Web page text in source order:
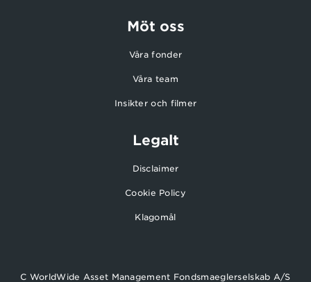
Möt oss
Våra fonder
Våra team
Insikter och filmer
Legalt
Disclaimer
Cookie Policy
Klagomål
C WorldWide Asset Management Fondsmaeglerselskab A/S